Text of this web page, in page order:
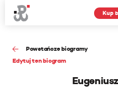
Kup
Powstańcze biogramy
Edytuj ten biogram